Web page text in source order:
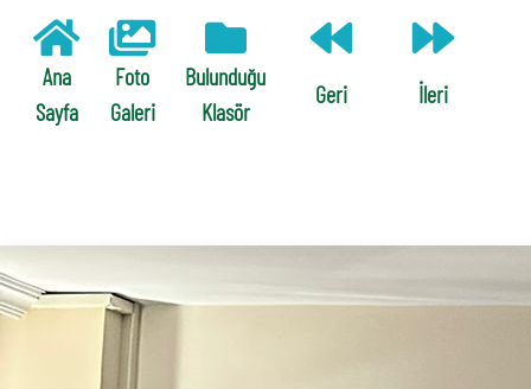
Ana
Sayfa
Foto
Galeri
Bulunduğu
Klasör
Geri İleri